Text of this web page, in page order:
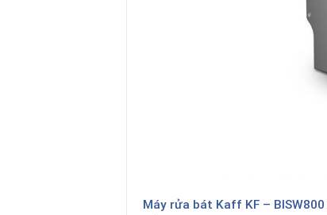
Máy rửa bát Kaff KF – BISW800